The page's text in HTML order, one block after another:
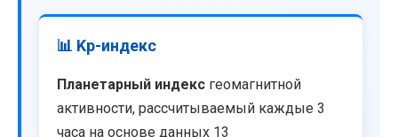
📊 Kp-индекс
Планетарный индекс геомагнитной
активности, рассчитываемый каждые 3
часа на основе данных 13